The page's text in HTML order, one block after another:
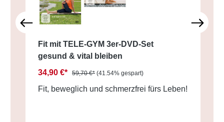
Fit mit TELE-GYM 3er-DVD-Set
gesund & vital bleiben
34,90 €*
59,70 €* (41.54% gespart)
Fit, beweglich und schmerzfrei fürs Leben!